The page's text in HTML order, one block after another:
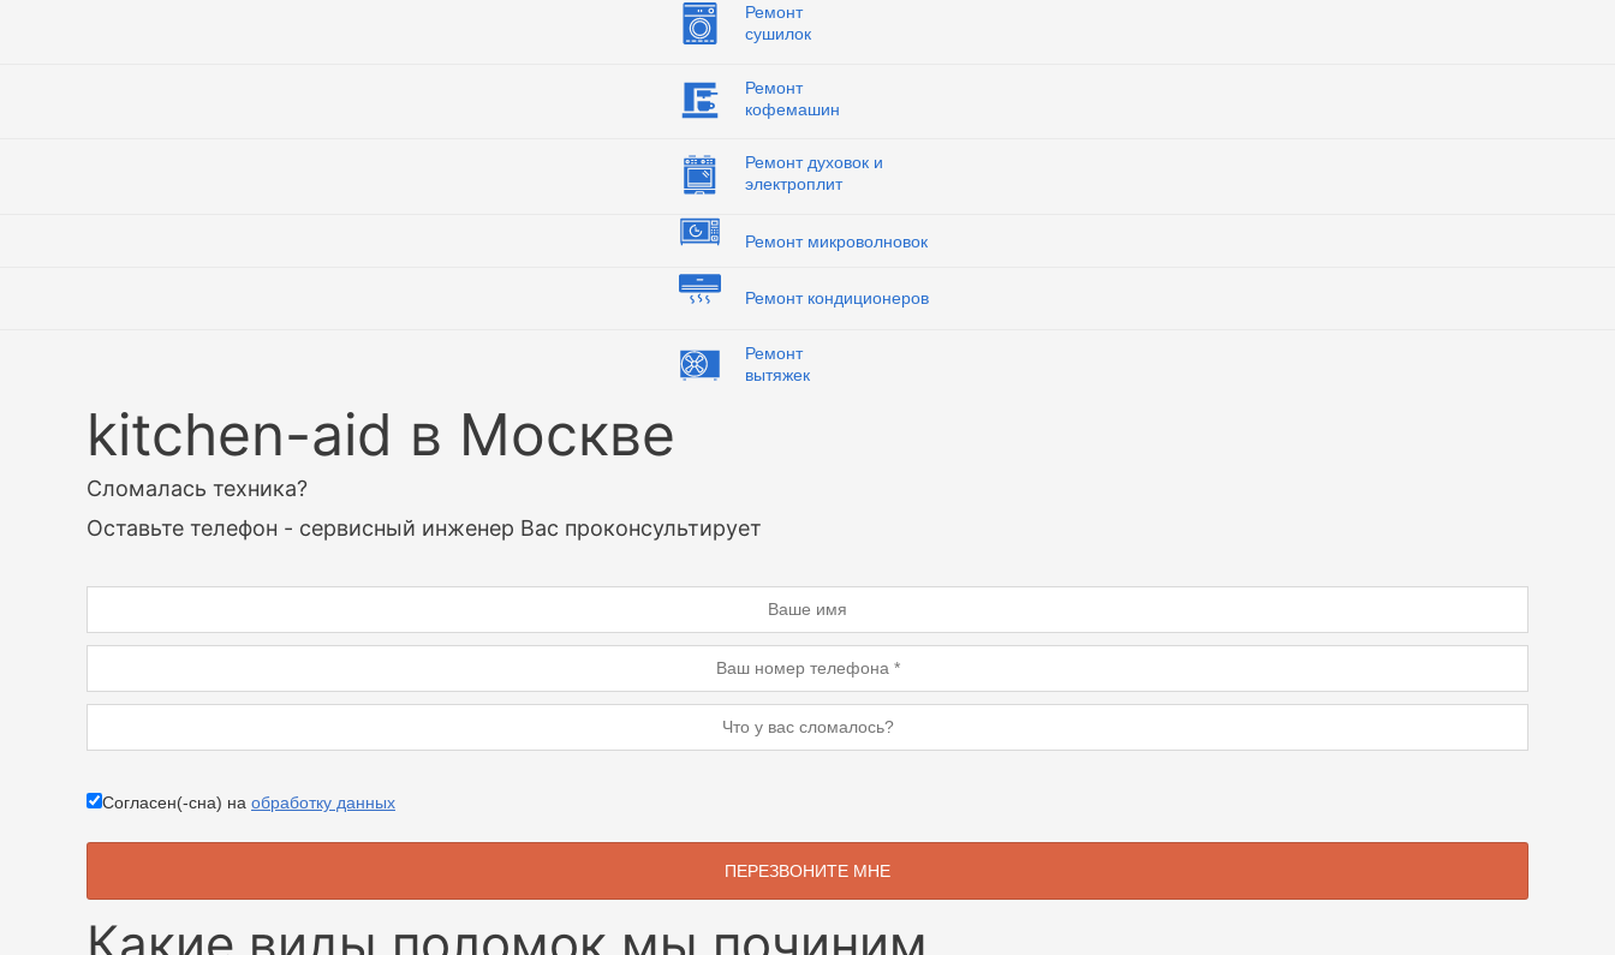
Ремонт
сушилок
Ремонт
кофемашин
Ремонт духовок и
электроплит
Ремонт микроволновок
Ремонт кондиционеров
Ремонт
вытяжек
kitchen-aid в Москве
Сломалась техника?
Оставьте телефон - сервисный инженер Вас проконсультирует
Согласен(-сна) на обработку данных